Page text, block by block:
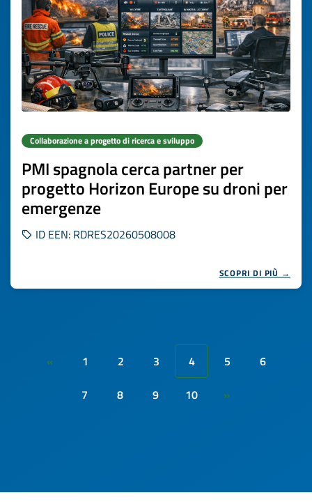
Collaborazione a progetto di ricerca e sviluppo
PMI spagnola cerca partner per
progetto Horizon Europe su droni per
emergenze
ID EEN: RDRES20260508008
SCOPRI DI PIÙ →
« 1 2 3 4 5
6
7
8 9 10 »